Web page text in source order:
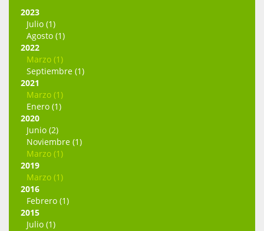
2023
Julio (1)
Agosto (1)
2022
Marzo (1)
Septiembre (1)
2021
Marzo (1)
Enero (1)
2020
Junio (2)
Noviembre (1)
Marzo (1)
2019
Marzo (1)
2016
Febrero (1)
2015
Julio (1)